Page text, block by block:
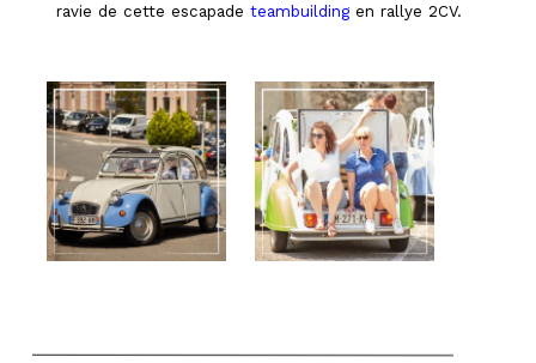
ravie de cette escapade teambuilding en rallye 2CV.